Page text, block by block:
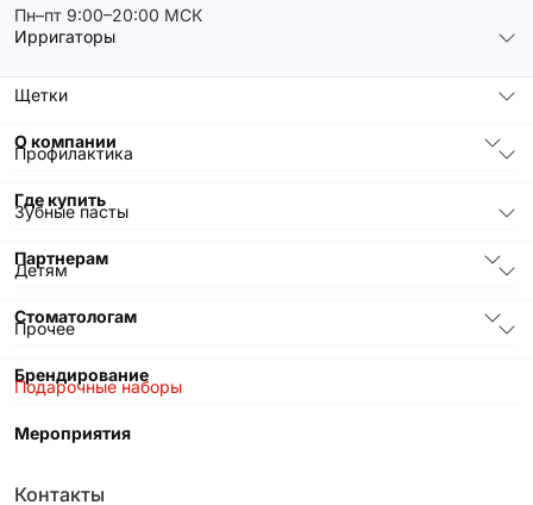
Ирригаторы
Щетки
Профилактика
Зубные пасты
Детям
Прочее
Подарочные наборы
Пн–пт 9:00–20:00 МСК
О компании
Где купить
Партнерам
Стоматологам
Брендирование
Мероприятия
Контакты